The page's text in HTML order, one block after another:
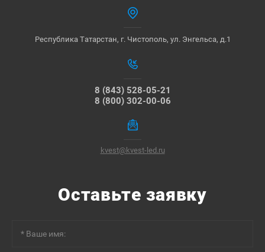
Республика Татарстан, г. Чистополь, ул. Энгельса, д.1
8 (843) 528-05-21
8 (800) 302-00-06
kvest@kvest-led.ru
Оставьте заявку